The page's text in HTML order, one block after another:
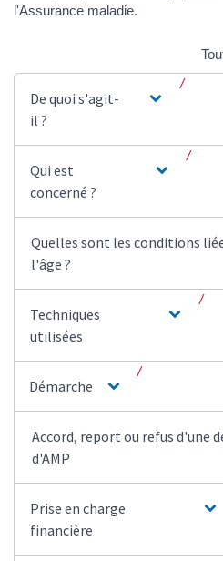
l'Assurance maladie.
De quoi s'agit-
il ?
Qui est
concerné ?
Quelles sont les conditions
l'âge ?
Techniques
utilisées
Démarche
Accord, report ou refus d'une
d'AMP
Prise en charge
financière